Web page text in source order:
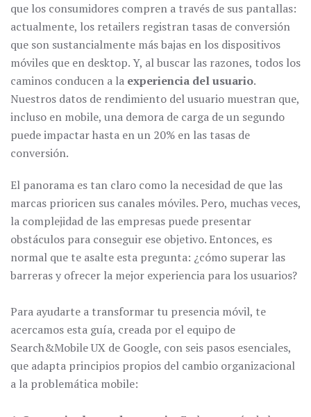
que los consumidores compren a través de sus pantallas:
actualmente, los retailers registran tasas de conversión
que son sustancialmente más bajas en los dispositivos
móviles que en desktop. Y, al buscar las razones, todos los
caminos conducen a la experiencia del usuario.
Nuestros datos de rendimiento del usuario muestran que,
incluso en mobile, una demora de carga de un segundo
puede impactar hasta en un 20% en las tasas de
conversión.
El panorama es tan claro como la necesidad de que las
marcas prioricen sus canales móviles. Pero, muchas veces,
la complejidad de las empresas puede presentar
obstáculos para conseguir ese objetivo. Entonces, es
normal que te asalte esta pregunta: ¿cómo superar las
barreras y ofrecer la mejor experiencia para los usuarios?
Para ayudarte a transformar tu presencia móvil, te
acercamos esta guía, creada por el equipo de
Search&Mobile UX de Google, con seis pasos esenciales,
que adapta principios propios del cambio organizacional
a la problemática mobile: